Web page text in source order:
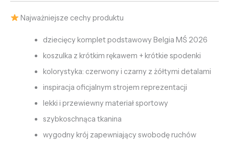
Najważniejsze cechy produktu
dziecięcy komplet podstawowy Belgia MŚ 2026
koszulka z krótkim rękawem + krótkie spodenki
kolorystyka: czerwony i czarny z żółtymi detalami
inspiracja oficjalnym strojem reprezentacji
lekki i przewiewny materiał sportowy
szybkoschnąca tkanina
wygodny krój zapewniający swobodę ruchów